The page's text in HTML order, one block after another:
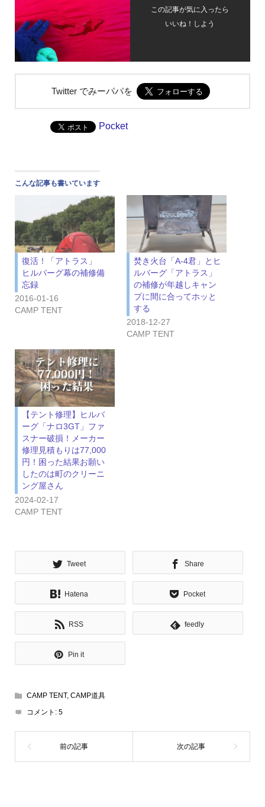
この記事が気に入ったら
いいね！しよう
Twitter でみーパパを
Pocket
こんな記事も書いています
復活！「アトラス」
ヒルバーグ幕の補修備
忘録
2016-01-16
CAMP TENT
焚き火台「A-4君」とヒ
ルバーグ「アトラス」
の補修が年越しキャン
プに間に合ってホッと
する
2018-12-27
CAMP TENT
【テント修理】ヒルバ
ーグ「ナロ3GT」ファ
スナー破損！メーカー
修理見積もりは77,000
円！困った結果お願い
したのは町のクリーニ
ング屋さん
2024-02-17
CAMP TENT
Tweet Share
Hatena Pocket
RSS feedly
Pin it
CAMP TENT, CAMP道具
コメント: 5